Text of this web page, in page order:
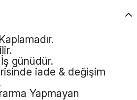
günüdür.
iade & değişim
Yapmayan